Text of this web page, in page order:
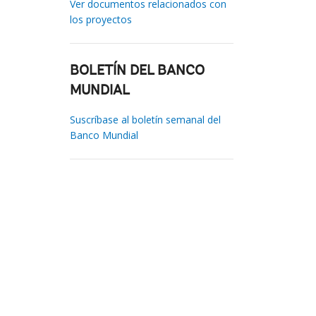
Ver documentos relacionados con
los proyectos
BOLETÍN DEL BANCO
MUNDIAL
Suscríbase al boletín semanal del
Banco Mundial